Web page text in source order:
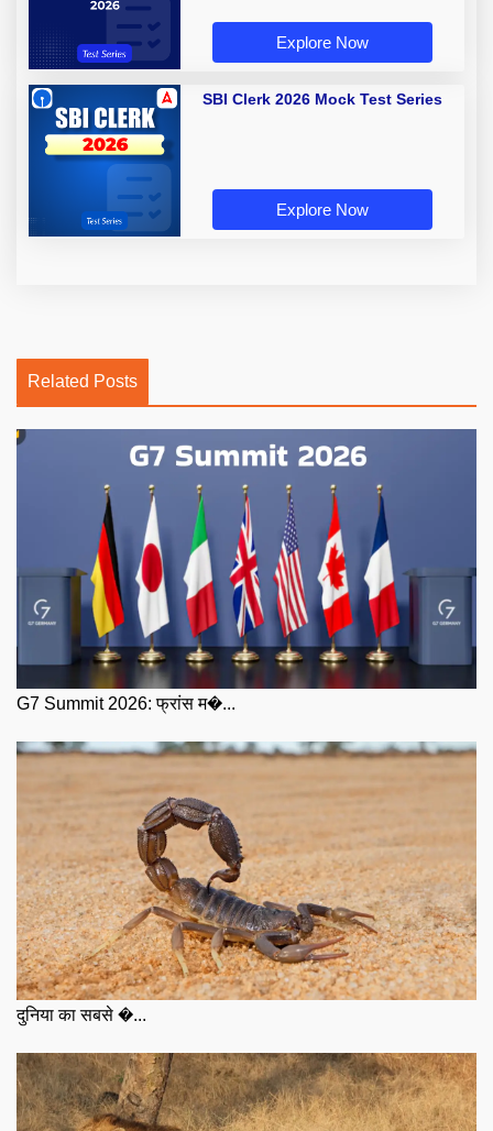
Explore Now
SBI Clerk 2026 Mock Test Series
Explore Now
Related Posts
G7 Summit 2026: फ्रांस म�...
दुनिया का सबसे �...